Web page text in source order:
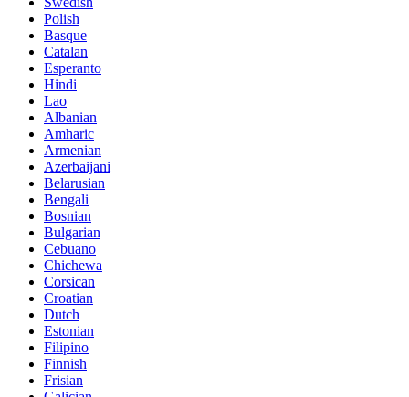
Polish
Basque
Catalan
Esperanto
Hindi
Lao
Albanian
Amharic
Armenian
Azerbaijani
Belarusian
Bengali
Bosnian
Bulgarian
Cebuano
Chichewa
Corsican
Croatian
Dutch
Estonian
Filipino
Finnish
Frisian